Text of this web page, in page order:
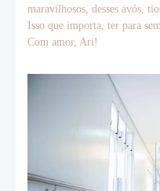
maravilhosos, desses avós,
Isso que importa, ter para
Com amor, Ari!